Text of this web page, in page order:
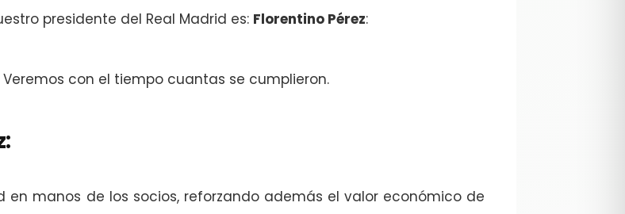
presidente del Real Madrid es: Florentino Pérez:
con el tiempo cuantas se cumplieron.
en manos de los socios, reforzando además el valor económico de